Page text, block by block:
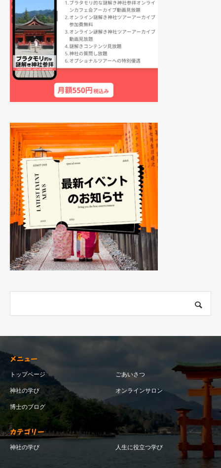
メニュー
トップページ ごあいさつ
神社の学び オンラインサロン
博士のブログ
カテゴリー
神社の学び 人生に役立つ学び